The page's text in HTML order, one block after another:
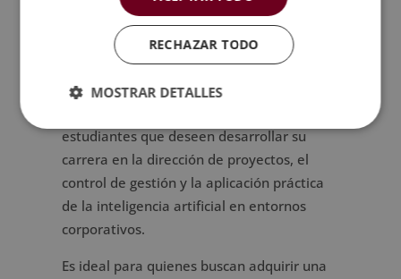
¿A quién va dirigido?
Esta doble titulación está dirigida a
estudiantes que deseen desarrollar su
carrera en la dirección de proyectos, el
control de gestión y la aplicación práctica
de la inteligencia artificial en entornos
corporativos.
Es ideal para quienes buscan adquirir una
RECHAZAR TODO
MOSTRAR DETALLES